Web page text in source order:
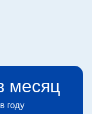
месяц
году